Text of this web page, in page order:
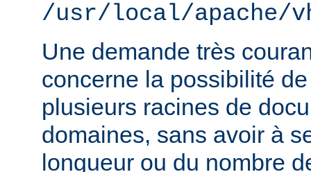
/usr/local/apache/
Une demande très
concerne la possibilité
plusieurs racines de
domaines, sans avoir à
longueur ou du nombre